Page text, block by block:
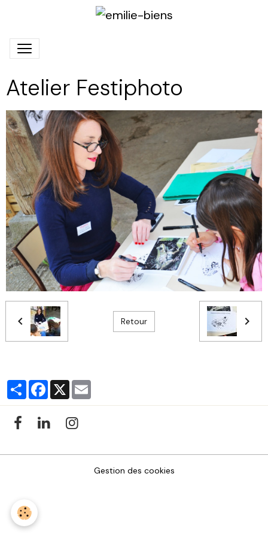
Atelier Festiphoto
Retour
PartagerFacebook
X
Gestion des cookies